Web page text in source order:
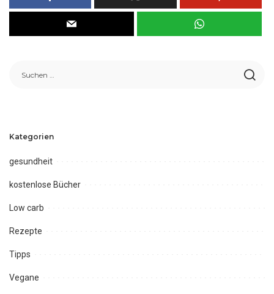
Kategorien
gesundheit
kostenlose Bücher
Low carb
Rezepte
Tipps
Vegane